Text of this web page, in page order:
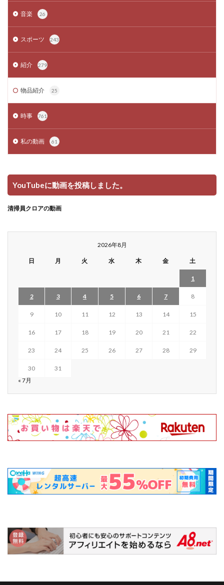
音楽 26
スポーツ 243
紹介 279
物品紹介 25
時事 761
私の動画 61
YouTubeに動画を投稿しました。
清掃員クロアの動画
2026年8月
日 月 火 水 木 金 土
1
2 3 4 5 6 7 8
9 10 11 12 13 14 15
16 17 18 19 20 21 22
23 24 25 26 27 28 29
30
31
« 7月